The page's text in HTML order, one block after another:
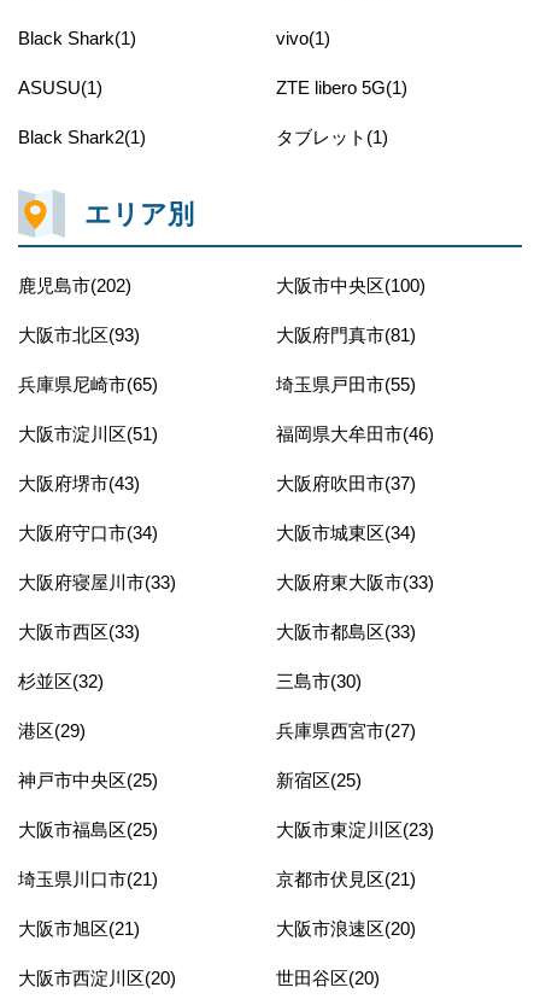
Black Shark(1) vivo(1)
ASUSU(1) ZTE libero 5G(1)
Black Shark2(1) タブレット(1)
エリア別
鹿児島市(202) 大阪市中央区(100)
大阪市北区(93) 大阪府門真市(81)
兵庫県尼崎市(65) 埼玉県戸田市(55)
大阪市淀川区(51) 福岡県大牟田市(46)
大阪府堺市(43) 大阪府吹田市(37)
大阪府守口市(34) 大阪市城東区(34)
大阪府寝屋川市(33) 大阪府東大阪市(33)
大阪市西区(33) 大阪市都島区(33)
杉並区(32) 三島市(30)
港区(29) 兵庫県西宮市(27)
神戸市中央区(25) 新宿区(25)
大阪市福島区(25) 大阪市東淀川区(23)
埼玉県川口市(21) 京都市伏見区(21)
大阪市旭区(21) 大阪市浪速区(20)
大阪市西淀川区(20) 世田谷区(20)